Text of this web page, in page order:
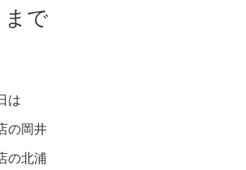
で
は
の岡井
の北浦